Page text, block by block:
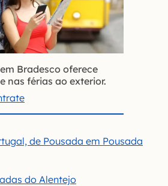
Bradesco oferece
nas férias ao exterior.
de Pousada em Pousada
do Alentejo